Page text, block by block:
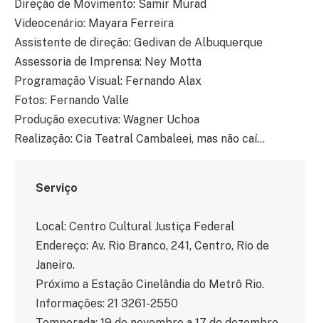
Direção de Movimento: Samir Murad
Videocenário: Mayara Ferreira
Assistente de direção: Gedivan de Albuquerque
Assessoria de Imprensa: Ney Motta
Programação Visual: Fernando Alax
Fotos: Fernando Valle
Produção executiva: Wagner Uchoa
Realização: Cia Teatral Cambaleei, mas não caí…
Serviço
Local: Centro Cultural Justiça Federal
Endereço: Av. Rio Branco, 241, Centro, Rio de
Janeiro.
Próximo a Estação Cinelândia do Metrô Rio.
Informações: 21 3261-2550